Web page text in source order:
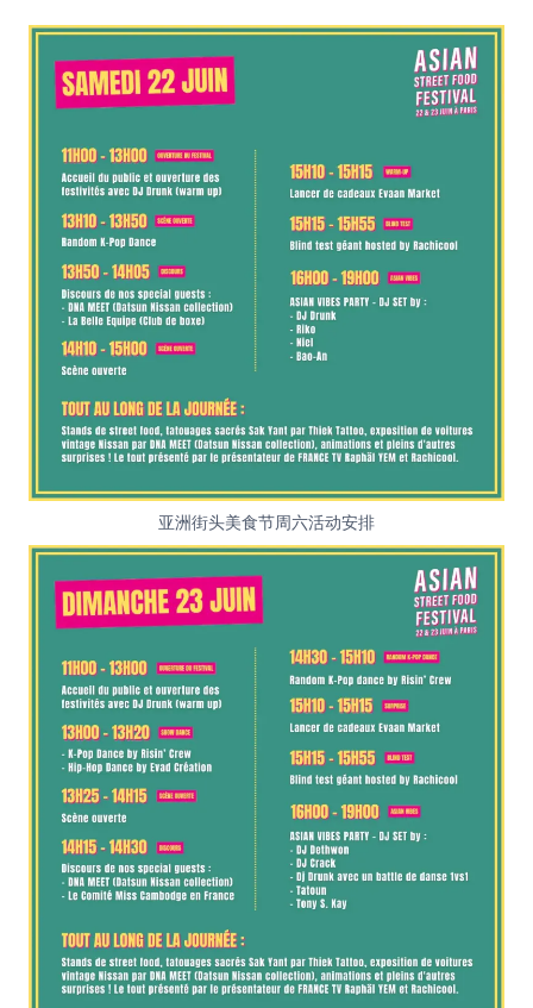
亚洲街头美食节周六活动安排